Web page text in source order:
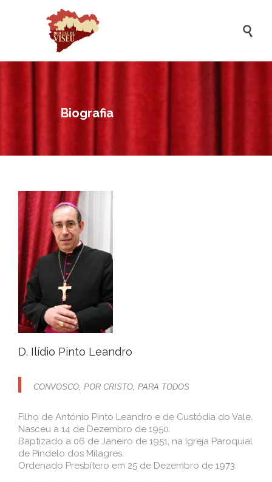

Biografia
D. Ilídio Pinto Leandro
CONVOSCO, POR CRISTO, PARA TODOS
Filho de António Pinto Leandro e de Custódia do Vale.
Nasceu a 14 de Dezembro de 1950.
Baptizado a 06 de Janeiro de 1951, na Igreja Paroquial
de Pindelo dos Milagres.
Ordenado Presbítero em 25 de Dezembro de 1973.